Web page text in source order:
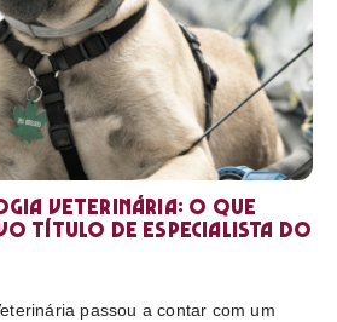
Veterinária: o que
título de especialista do
passou a contar com um